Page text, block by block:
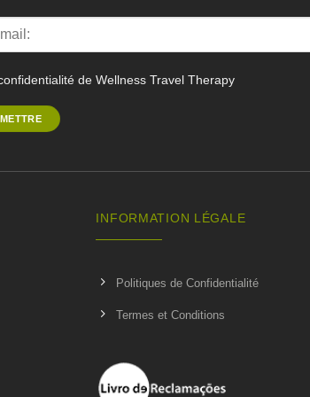
de Wellness Travel Therapy
INFORMATION LÉGALE
Politiques de Confidentialité
Termes et Conditions